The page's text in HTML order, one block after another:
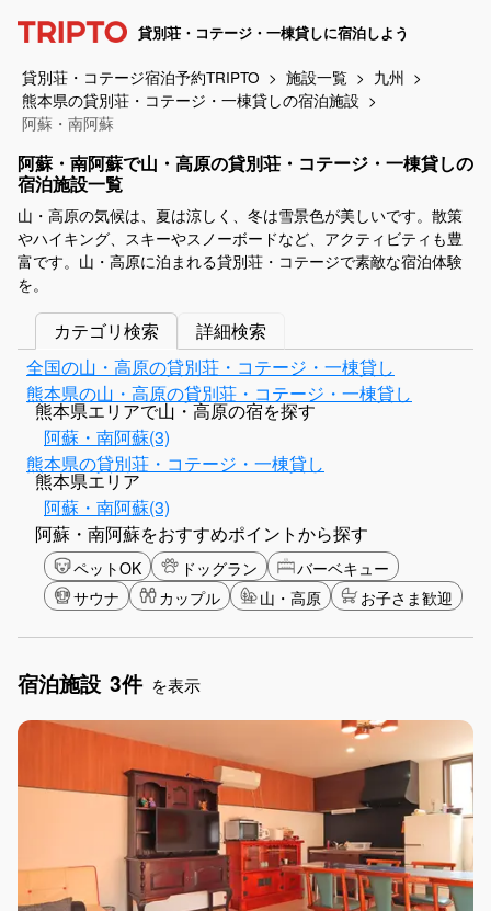
貸別荘・コテージ・一棟貸しに宿泊しよう
貸別荘・コテージ宿泊予約TRIPTO 施設一覧
九州
熊本県の貸別荘・コテージ・一棟貸しの宿泊施設
阿蘇・南阿蘇
阿蘇・南阿蘇で山・高原の貸別荘・コテージ・一棟貸しの
宿泊施設一覧
山・高原の気候は、夏は涼しく、冬は雪景色が美しいです。散策
やハイキング、スキーやスノーボードなど、アクティビティも豊
富です。山・高原に泊まれる貸別荘・コテージで素敵な宿泊体験
を。
カテゴリ検索
詳細検索
全国の山・高原の貸別荘・コテージ・一棟貸し
熊本県の山・高原の貸別荘・コテージ・一棟貸し
熊本県エリアで山・高原の宿を探す
阿蘇・南阿蘇(3)
熊本県の貸別荘・コテージ・一棟貸し
熊本県エリア
阿蘇・南阿蘇(3)
阿蘇・南阿蘇をおすすめポイントから探す
ペットOK ドッグラン
バーベキュー
サウナ
カップル 山・高原 お子さま歓迎
宿泊施設 3件 を表示